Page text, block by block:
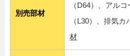
別売部材
（D64）、アル
（L30）、排気
材